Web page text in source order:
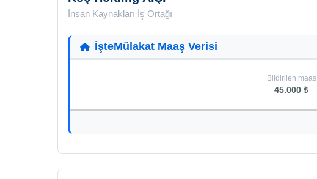
İnsan Kaynakları İş Ortağı
İşteMülakat Maaş Verisi
Bildirilen maaş
45.000 ₺